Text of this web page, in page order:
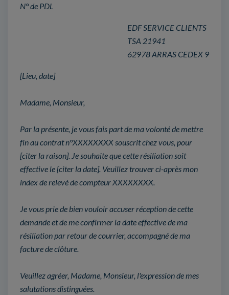
N° de PDL
EDF SERVICE CLIENTS
TSA 21941
62978 ARRAS CEDEX 9
[Lieu, date]
Madame, Monsieur,
Par la présente, je vous fais part de ma volonté de mettre
fin au contrat n°XXXXXXXX souscrit chez vous, pour
[citer la raison]. Je souhaite que cette résiliation soit
effective le [citer la date]. Veuillez trouver ci-après mon
index de relevé de compteur XXXXXXXX.
Je vous prie de bien vouloir accuser réception de cette
demande et de me confirmer la date effective de ma
résiliation par retour de courrier, accompagné de ma
facture de clôture.
Veuillez agréer, Madame, Monsieur, l'expression de mes
salutations distinguées.